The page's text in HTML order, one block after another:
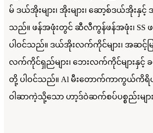
မ် ဒယ်အိုးများ၊ အိုးများ၊ ဆော့စ်ဒယ်အိုးနှင့်
သည်။ ဖန်အဖုံးတွင် ဆီလီကွန်ဖန်အဖုံး၊ SS
ပါဝင်သည်။ ဒယ်အိုးလက်ကိုင်များ၊ အဆင့်မြ
လက်ကိုင်ရှည်များ၊ ဘေးလက်ကိုင်များနှင့်
တို့ ပါဝင်သည်။ Al မီးတောက်ကာကွယ်ကိရိယ
ဝါဆာကဲ့သို့သော ဟာ့ဒ်ဝဲဆက်စပ်ပစ္စည်းများ